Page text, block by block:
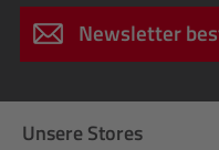
Newsletter
Unsere Stores